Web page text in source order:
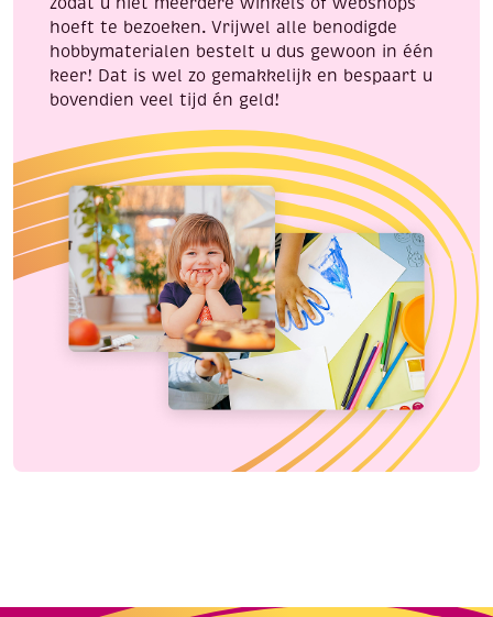
hoeft te bezoeken. Vrijwel alle benodigde
hobbymaterialen bestelt u dus gewoon in één
keer! Dat is wel zo gemakkelijk en bespaart u
bovendien veel tijd én geld!